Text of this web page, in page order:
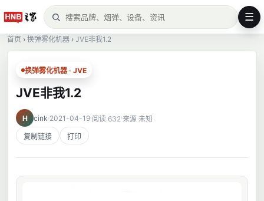
☰
首页 › 换弹雾化机器 › JVE非我1.2
换弹雾化机器 · JVE
JVE非我1.2
H cink 2021-04-19 阅读 632 来源 未知
复制链接 打印